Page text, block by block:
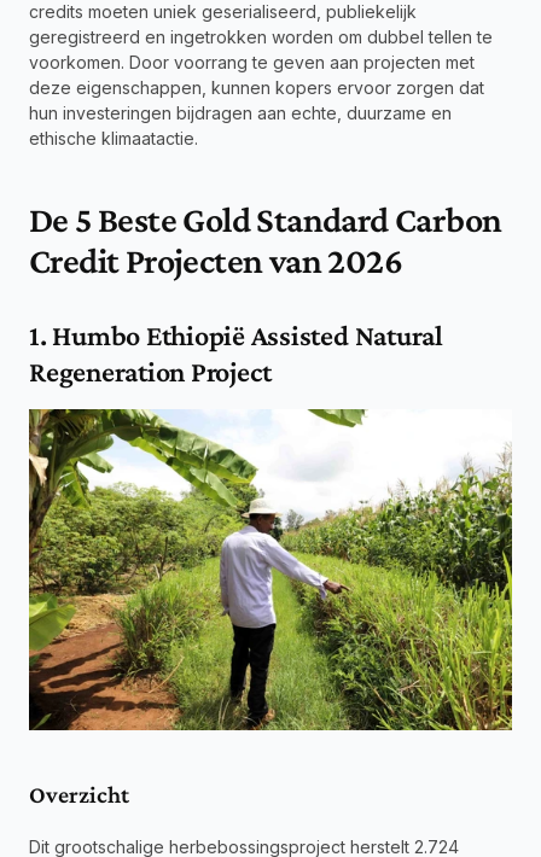
credits moeten uniek geserialiseerd, publiekelijk
geregistreerd en ingetrokken worden om dubbel tellen te
voorkomen. Door voorrang te geven aan projecten met
deze eigenschappen, kunnen kopers ervoor zorgen dat
hun investeringen bijdragen aan echte, duurzame en
ethische klimaatactie.
De 5 Beste Gold Standard Carbon
Credit Projecten van 2026
1. Humbo Ethiopië Assisted Natural
Regeneration Project
Overzicht
Dit grootschalige herbebossingsproject herstelt 2.724